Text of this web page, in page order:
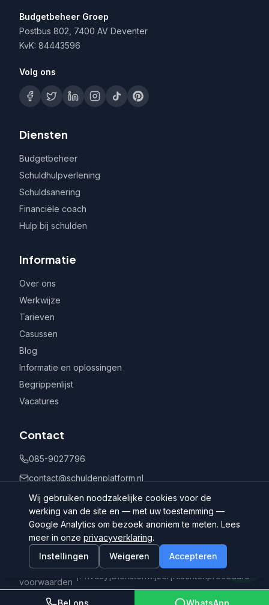
Budgetbeheer Groep
Postbus 802, 7400 AV Deventer
KvK: 84443596
Volg ons
Diensten
Budgetbeheer
Schuldhulpverlening
Schuldsanering
Financiële coach
Hulp bij schulden
Informatie
Over ons
Werkwijze
Tarieven
Casussen
Blog
Informatie en oplossingen
Begrippenlijst
Vacatures
Contact
085-9027796
contact@schuldenplatform.nl
Postbus 802, 7400 AV Deventer
©
Schuldenplatform.nl
Algemene
voorwaarden
|Privacy |Dienstenwijzer |Klachtenprocedure
Bel ons WhatsApp
Wij gebruiken noodzakelijke cookies voor de
werking van de site en — met uw toestemming —
Google Analytics om bezoek anoniem te meten. Lees
meer in onze privacyverklaring.
Instellingen
Weigeren Accepteren